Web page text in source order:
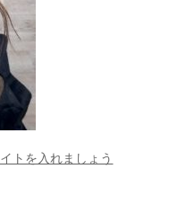
トを入れましょう